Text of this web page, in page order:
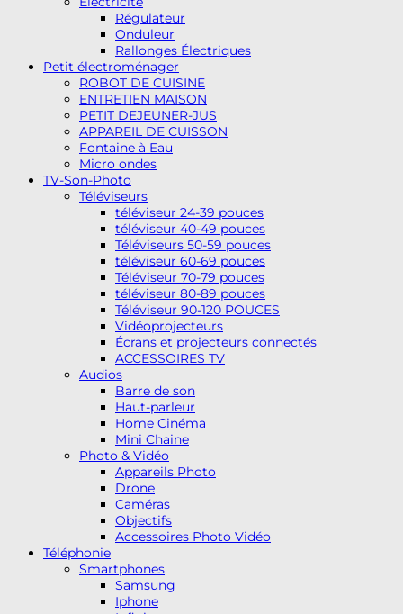
Régulateur
Onduleur
Rallonges Électriques
Petit électroménager
ROBOT DE CUISINE
ENTRETIEN MAISON
PETIT DEJEUNER-JUS
APPAREIL DE CUISSON
Fontaine à Eau
Micro ondes
TV-Son-Photo
Téléviseurs
téléviseur 24-39 pouces
téléviseur 40-49 pouces
Téléviseurs 50-59 pouces
téléviseur 60-69 pouces
Téléviseur 70-79 pouces
téléviseur 80-89 pouces
Téléviseur 90-120 POUCES
Vidéoprojecteurs
Écrans et projecteurs connectés
ACCESSOIRES TV
Audios
Barre de son
Haut-parleur
Home Cinéma
Mini Chaine
Photo & Vidéo
Appareils Photo
Drone
Caméras
Objectifs
Accessoires Photo Vidéo
Téléphonie
Smartphones
Samsung
Iphone